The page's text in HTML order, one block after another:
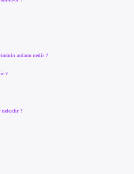
anlamı nedir ?
?
nelerdir ?